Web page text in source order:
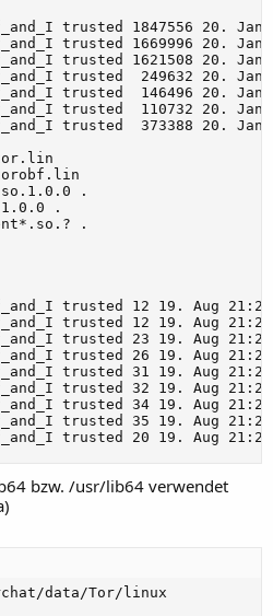
trusted 1847556 20.
trusted 1669996 20.
trusted 1621508 20.
trusted  249632 20.
trusted  146496 20.
trusted  110732 20.
trusted  373388 20.
.
.
.
trusted 12 19. Aug
trusted 12 19. Aug
trusted 23 19. Aug
trusted 26 19. Aug
trusted 31 19. Aug
trusted 32 19. Aug
trusted 34 19. Aug
trusted 35 19. Aug
trusted 20 19. Aug
bzw. /usr/lib64 verwendet
data/Tor/linux